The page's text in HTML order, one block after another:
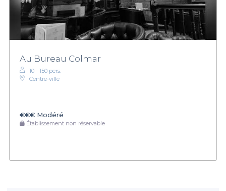
Au Bureau Colmar
10 - 150 pers.
Centre-ville
€€€ Modéré
Établissement non réservable